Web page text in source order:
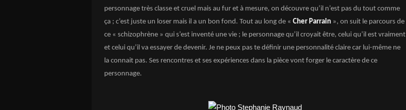
personnage très classe et cruel mais au fur et à mesure, on découvre qu’il n’est pas du tout comme
ça ; c’est juste un loser mais il a un bon fond. Tout au long de « Cher Parrain », on suit le parcours de
ce « schizophrène » qui s’est inventé une vie ; le personnage qu’il croyait être, celui qu’il est vraiment
et celui qu’il va essayer de devenir. Je ne peux pas te définir une personnalité claire car lui-même ne
la connait pas. Ses rencontres et ses expériences dans la pièce vont forger le caractère de ce
personnage.